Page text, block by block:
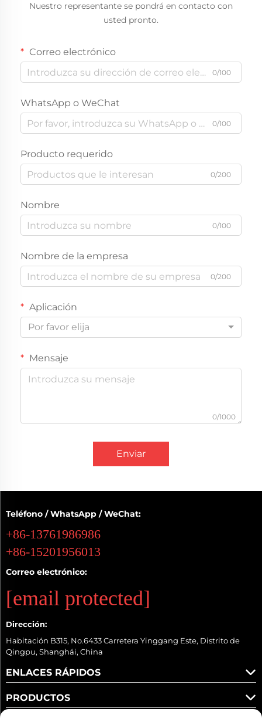
Nuestro representante se pondrá en contacto con
usted pronto.
Correo electrónico
0/100
WhatsApp o WeChat
0/100
Producto requerido
0/200
Nombre
0/100
Nombre de la empresa
0/200
Aplicación
Por favor elija
Mensaje
0/1000
Enviar
Teléfono / WhatsApp / WeChat:
+86-13761986986
+86-15201956013
Correo electrónico:
[email protected]
Dirección:
Habitación B315, No.6433 Carretera Yinggang Este, Distrito de
Qingpu, Shanghái, China
ENLACES RÁPIDOS
PRODUCTOS